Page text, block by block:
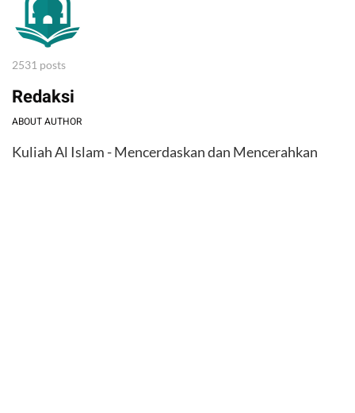
2531 posts
Redaksi
ABOUT AUTHOR
Kuliah Al Islam - Mencerdaskan dan Mencerahkan